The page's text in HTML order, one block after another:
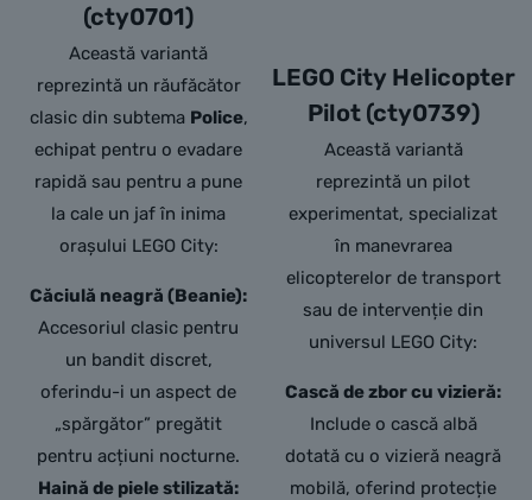
(cty0701)
Această variantă
reprezintă un răufăcător
clasic din subtema Police,
echipat pentru o evadare
rapidă sau pentru a pune
la cale un jaf în inima
orașului LEGO City:
Căciulă neagră (Beanie):
Accesoriul clasic pentru
un bandit discret,
oferindu-i un aspect de
„spărgător” pregătit
pentru acțiuni nocturne.
Haină de piele stilizată:
LEGO City Helicopter
Pilot (cty0739)
Această variantă
reprezintă un pilot
experimentat, specializat
în manevrarea
elicopterelor de transport
sau de intervenție din
universul LEGO City:
Cască de zbor cu vizieră:
Include o cască albă
dotată cu o vizieră neagră
mobilă, oferind protecție